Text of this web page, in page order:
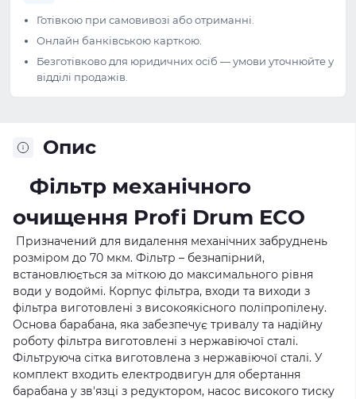
Готівкою при самовивозі або отриманні.
Онлайн банківською карткою.
Безготівково для юридичних осіб — умови уточнюйте у
відділі продажів.
Опис
Фільтр механічного
очищення Profi Drum ECO
Призначений для видалення механічних забруднень
розміром до 70 мкм. Фільтр – безнапірний,
встановлюється за міткою до максимального рівня
води у водоймі. Корпус фільтра, входи та виходи з
фільтра виготовлені з високоякісного поліпропілену.
Основа барабана, яка забезпечує тривалу та надійну
роботу фільтра виготовлені з нержавіючої сталі.
Фільтруюча сітка виготовлена з нержавіючої сталі. У
комплект входить електродвигун для обертання
барабана у зв'язці з редуктором, насос високого тиску